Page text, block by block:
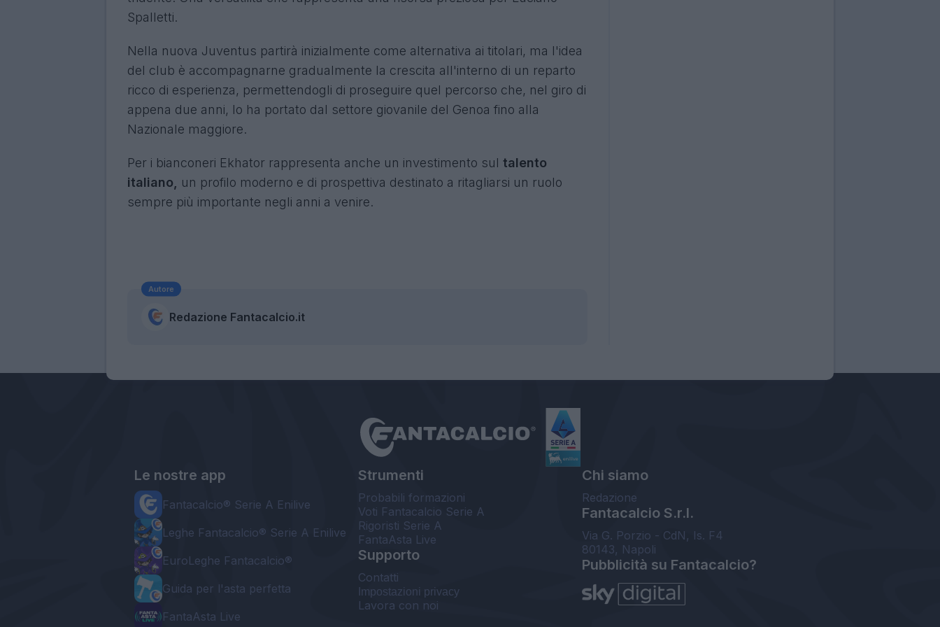
Spalletti.
Nella nuova Juventus partirà inizialmente come alternativa ai titolari, ma l'idea
del club è accompagnarne gradualmente la crescita all'interno di un reparto
ricco di esperienza, permettendogli di proseguire quel percorso che, nel giro di
appena due anni, lo ha portato dal settore giovanile del Genoa fino alla
Nazionale maggiore.
Per i bianconeri Ekhator rappresenta anche un investimento sul talento
italiano,
un profilo moderno e di prospettiva destinato a ritagliarsi un ruolo
sempre più importante negli anni a venire.
Autore
Redazione Fantacalcio.it
Le nostre app
Fantacalcio® Serie A Enilive
Leghe Fantacalcio® Serie A Enilive
EuroLeghe Fantacalcio®
Guida per l'asta perfetta
FantaAsta Live
Strumenti
Probabili formazioni
Voti Fantacalcio Serie A
Rigoristi Serie A
FantaAsta Live
Supporto
Contatti
Impostazioni privacy
Lavora con noi
Chi siamo
Redazione
Fantacalcio S.r.l.
Via G. Porzio - CdN, Is. F4
80143, Napoli
Pubblicità su Fantacalcio?